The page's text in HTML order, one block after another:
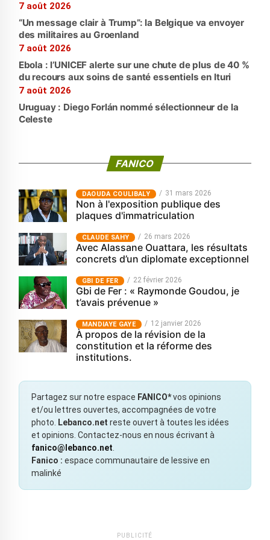
7 août 2026
“Un message clair à Trump”: la Belgique va envoyer
des militaires au Groenland
7 août 2026
Ebola : l’UNICEF alerte sur une chute de plus de 40 %
du recours aux soins de santé essentiels en Ituri
7 août 2026
Uruguay : Diego Forlán nommé sélectionneur de la
Celeste
FANICO
‎DAOUDA COULIBALY 31 mars 2026
Non à l'exposition publique des
plaques d'immatriculation
CLAUDE SAHY 26 mars 2026
Avec Alassane Ouattara, les résultats
concrets d’un diplomate exceptionnel
GBI DE FER 22 février 2026
Gbi de Fer : « Raymonde Goudou, je
t’avais prévenue »
MANDIAYE GAYE 12 janvier 2026
À propos de la révision de la
constitution et la réforme des
institutions.
Partagez sur notre espace FANICO*vos opinions
et/ou lettres ouvertes, accompagnées de votre
photo.
Lebanco.net reste ouvert à toutes les idées
et opinions. Contactez-nous en nous écrivant à
fanico@lebanco.net
Fanico : espace communautaire de lessive en
malinké
PUBLICITÉ